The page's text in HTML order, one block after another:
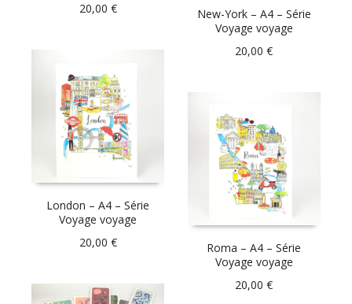
20,00 €
New-York – A4 – Série
Voyage voyage
20,00€
London – A4 – Série
Voyage voyage
20,00 €
Roma – A4 – Série
Voyage voyage
20,00€